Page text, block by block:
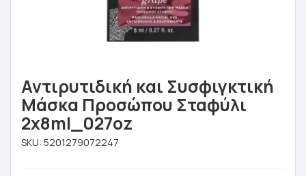
Αντιρυτιδική και Συσφιγκτική
Μάσκα Προσώπου Σταφύλι
2x8ml_027oz
SKU: 5201279072247